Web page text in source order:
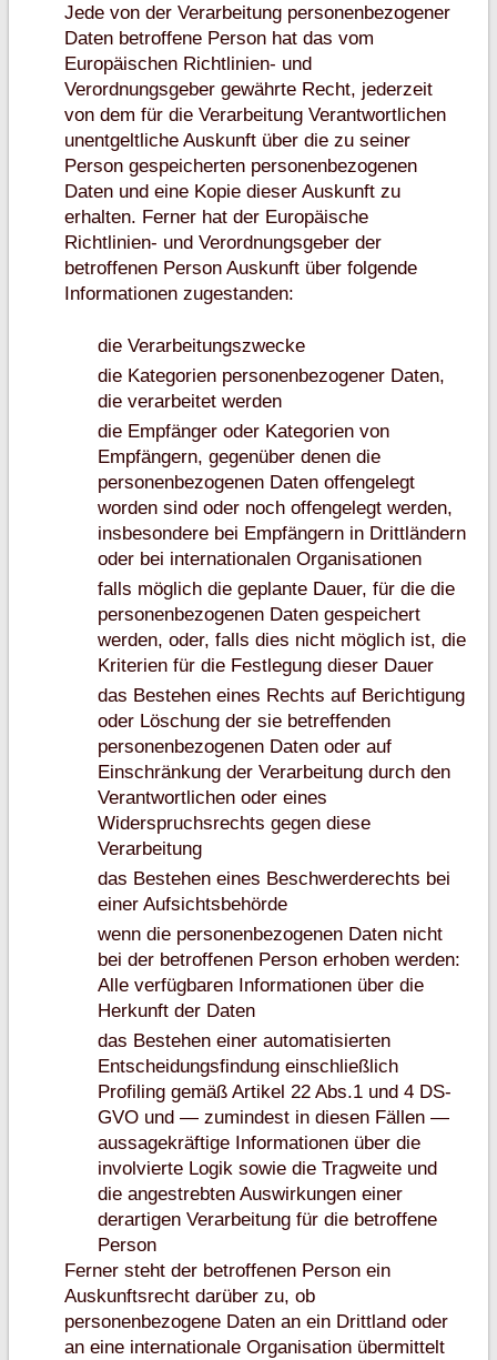
Jede von der Verarbeitung personenbezogener
Daten betroffene Person hat das vom
Europäischen Richtlinien- und
Verordnungsgeber gewährte Recht, jederzeit
von dem für die Verarbeitung Verantwortlichen
unentgeltliche Auskunft über die zu seiner
Person gespeicherten personenbezogenen
Daten und eine Kopie dieser Auskunft zu
erhalten. Ferner hat der Europäische
Richtlinien- und Verordnungsgeber der
betroffenen Person Auskunft über folgende
Informationen zugestanden:
die Verarbeitungszwecke
die Kategorien personenbezogener Daten,
die verarbeitet werden
die Empfänger oder Kategorien von
Empfängern, gegenüber denen die
personenbezogenen Daten offengelegt
worden sind oder noch offengelegt werden,
insbesondere bei Empfängern in Drittländern
oder bei internationalen Organisationen
falls möglich die geplante Dauer, für die die
personenbezogenen Daten gespeichert
werden, oder, falls dies nicht möglich ist, die
Kriterien für die Festlegung dieser Dauer
das Bestehen eines Rechts auf Berichtigung
oder Löschung der sie betreffenden
personenbezogenen Daten oder auf
Einschränkung der Verarbeitung durch den
Verantwortlichen oder eines
Widerspruchsrechts gegen diese
Verarbeitung
das Bestehen eines Beschwerderechts bei
einer Aufsichtsbehörde
wenn die personenbezogenen Daten nicht
bei der betroffenen Person erhoben werden:
Alle verfügbaren Informationen über die
Herkunft der Daten
das Bestehen einer automatisierten
Entscheidungsfindung einschließlich
Profiling gemäß Artikel 22 Abs.1 und 4 DS-
GVO und — zumindest in diesen Fällen —
aussagekräftige Informationen über die
involvierte Logik sowie die Tragweite und
die angestrebten Auswirkungen einer
derartigen Verarbeitung für die betroffene
Person
Ferner steht der betroffenen Person ein
Auskunftsrecht darüber zu, ob
personenbezogene Daten an ein Drittland oder
an eine internationale Organisation übermittelt